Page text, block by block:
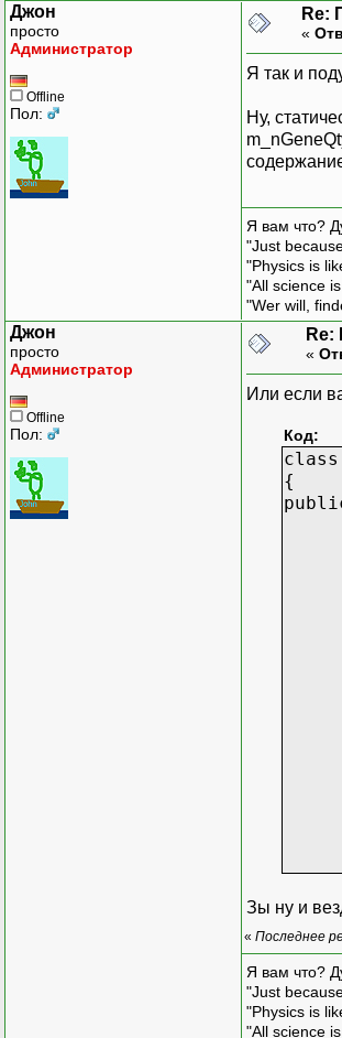
Джон
просто
Администратор
Offline
Пол:
Re:
«
Я так и
Ну,
Я вам что?
"Just
"Physics is
"All science
"Wer will,
Джон
просто
Администратор
Offline
Пол:
«
Или если
Код:
class
{
//
Зы ну и
« Последнее
Я вам что?
"Just
"Physics is
"All science